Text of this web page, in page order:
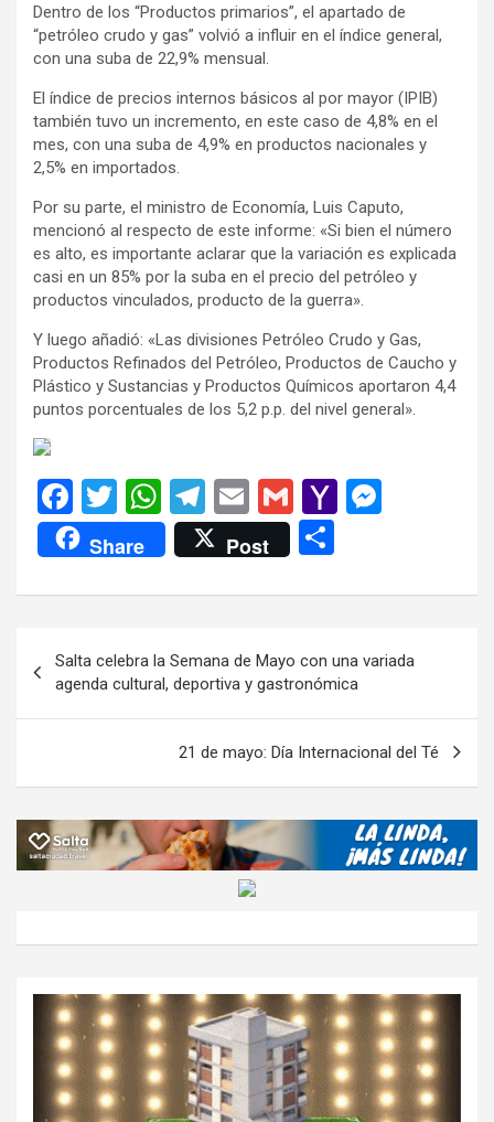
Dentro de los “Productos primarios”, el apartado de
“petróleo crudo y gas” volvió a influir en el índice general,
con una suba de 22,9% mensual.
El índice de precios internos básicos al por mayor (IPIB)
también tuvo un incremento, en este caso de 4,8% en el
mes, con una suba de 4,9% en productos nacionales y
2,5% en importados.
Por su parte, el ministro de Economía, Luis Caputo,
mencionó al respecto de este informe: «Si bien el número
es alto, es importante aclarar que la variación es explicada
casi en un 85% por la suba en el precio del petróleo y
productos vinculados, producto de la guerra».
Y luego añadió: «Las divisiones Petróleo Crudo y Gas,
Productos Refinados del Petróleo, Productos de Caucho y
Plástico y Sustancias y Productos Químicos aportaron 4,4
puntos porcentuales de los 5,2 p.p. del nivel general».
F
a
ce
b
o
k
T
wi
tt
er
W
h
at
s
p
p
T
el
e
gr
m
E
m
ail
G
m
ail
Y
o
M
ail
n
er
Share Post
m
ar
tir
de
entradas
Salta celebra la Semana de Mayo con una variada
agenda cultural, deportiva y gastronómica
21 de mayo: Día Internacional del Té